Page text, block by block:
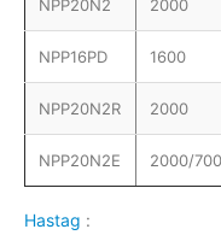
NPP20N2 2000
NPP16PD 1600
NPP20N2R 2000
NPP20N2E 2000/700
Hastag :